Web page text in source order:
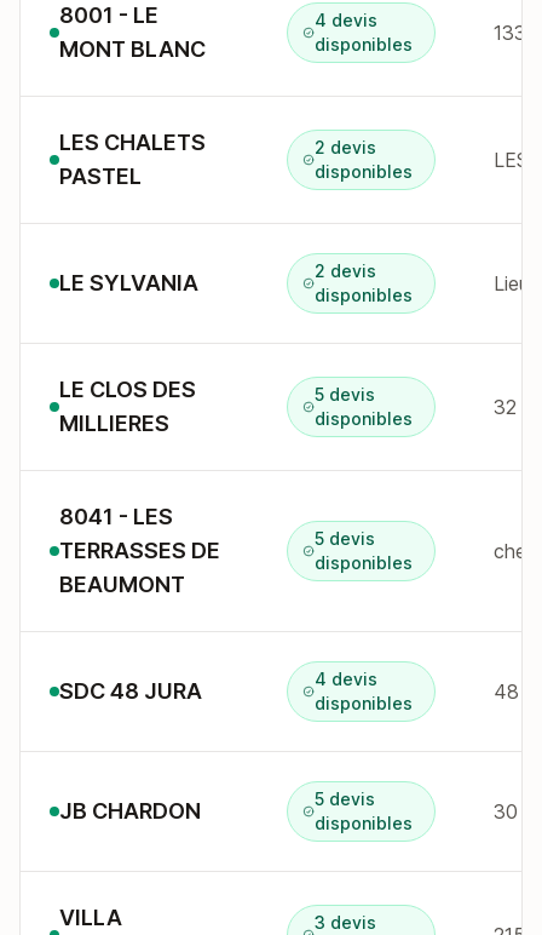
8001 - LE
MONT BLANC
4 devis
disponibles
133
LES CHALETS
PASTEL
2 devis
disponibles
LES
LE SYLVANIA
2 devis
disponibles
Lieu
LE CLOS DES
MILLIERES
5 devis
disponibles
32 r
8041 - LES
TERRASSES DE
BEAUMONT
5 devis
disponibles
che
SDC 48 JURA
4 devis
disponibles
48 r
JB CHARDON
5 devis
disponibles
30
VILLA
3 devis